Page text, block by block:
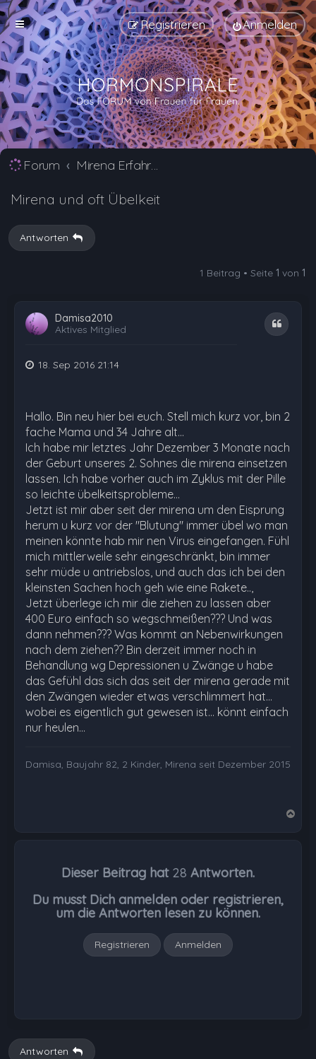
Anmelden
Registrieren
Forum Mirena Erfahrungsberichte und Nebenwirkungen
Mirena und oft Übelkeit
Antworten
1 Beitrag • Seite 1 von 1
Damisa2010
Aktives Mitglied
Zitat
18. Sep 2016 21:14
Hallo. Bin neu hier bei euch. Stell mich kurz vor, bin 2
fache Mama und 34 Jahre alt...
Ich habe mir letztes Jahr Dezember 3 Monate nach
der Geburt unseres 2. Sohnes die mirena einsetzen
lassen. Ich habe vorher auch im Zyklus mit der Pille
so leichte übelkeitsprobleme...
Jetzt ist mir aber seit der mirena um den Eisprung
herum u kurz vor der "Blutung" immer übel wo man
meinen könnte hab mir nen Virus eingefangen. Fühl
mich mittlerweile sehr eingeschränkt, bin immer
sehr müde u antriebslos, und auch das ich bei den
kleinsten Sachen hoch geh wie eine Rakete..,
Jetzt überlege ich mir die ziehen zu lassen aber
400 Euro einfach so wegschmeißen??? Und was
dann nehmen??? Was kommt an Nebenwirkungen
nach dem ziehen?? Bin derzeit immer noch in
Behandlung wg Depressionen u Zwänge u habe
das Gefühl das sich das seit der mirena gerade mit
den Zwängen wieder etwas verschlimmert hat...
wobei es eigentlich gut gewesen ist... könnt einfach
nur heulen...
Damisa, Baujahr 82, 2 Kinder, Mirena seit Dezember 2015
Dieser Beitrag hat 28 Antworten.
Du musst Dich anmelden oder registrieren,
um die Antworten lesen zu können.
Registrieren Anmelden
Antworten